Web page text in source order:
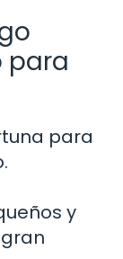
para
para
y